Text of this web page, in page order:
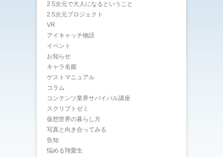
2.5次元で大人になるということ
2.5次元プロジェクト
VR
アイキャッチ物語
イベント
お知らせ
キャラ名鑑
ゲストマニュアル
コラム
コンテンツ業界サバイバル講座
スクリプトゼミ
仮想世界の暮らし方
写真と向き合ってみる
告知
悩める翔愛生